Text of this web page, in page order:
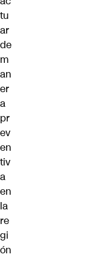
tu
ar
de
m
an
er
a
pr
ev
en
tiv
a
en
la
re
gi
ón